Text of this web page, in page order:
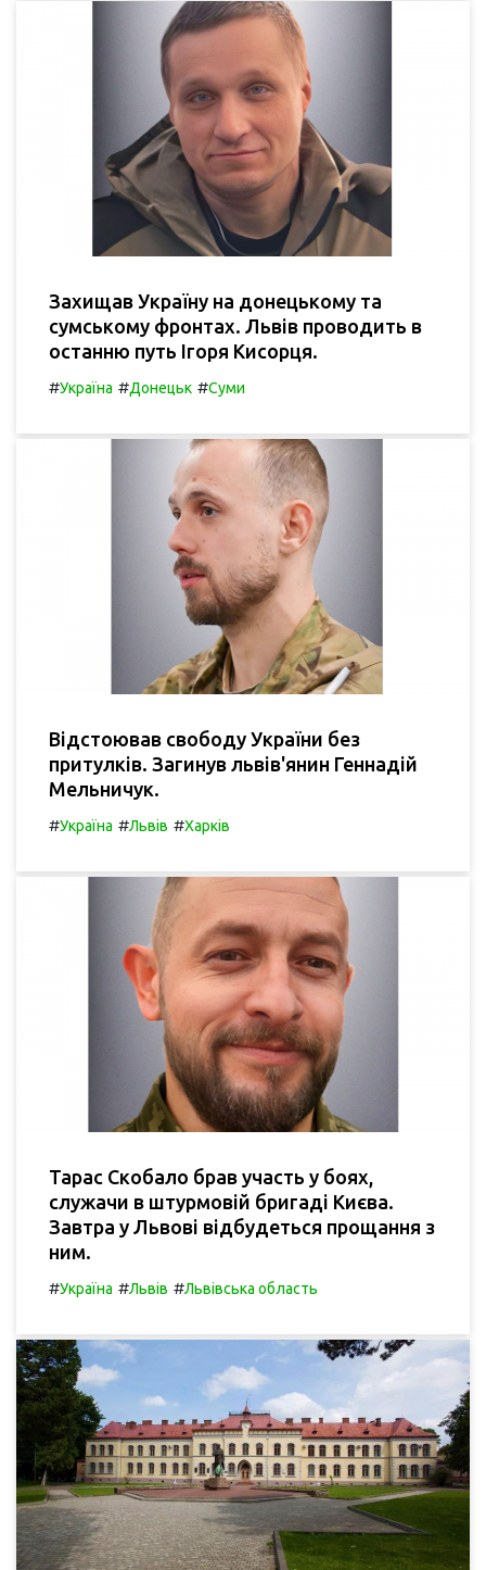
Захищав Україну на донецькому та
сумському фронтах. Львів проводить в
останню путь Ігоря Кисорця.
#Україна #Донецьк #Суми
Відстоював свободу України без
притулків. Загинув львів'янин Геннадій
Мельничук.
#Україна #Львів #Харків
Тарас Скобало брав участь у боях,
служачи в штурмовій бригаді Києва.
Завтра у Львові відбудеться прощання з
ним.
#Україна #Львів #Львівська область